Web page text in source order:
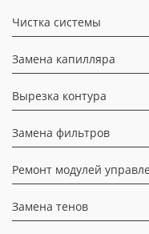
Чистка системы
Замена капилляра
Вырезка контура
Замена фильтров
Ремонт модулей
Замена тенов